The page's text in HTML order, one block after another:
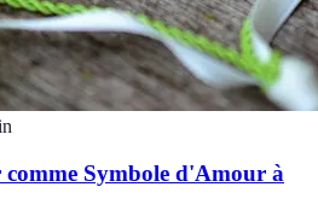
Symbole d'Amour à